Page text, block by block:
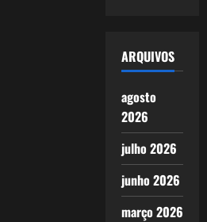
ARQUIVOS
agosto
2026
julho 2026
junho 2026
março 2026